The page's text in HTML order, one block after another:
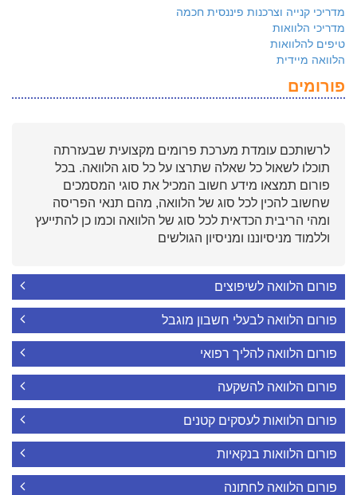
מדריכי קנייה וצרכנות פיננסית חכמה
מדריכי הלוואות
טיפים להלוואות
הלוואה מיידית
פורומים
לרשותכם עומדת מערכת פרומים מקצועית שבעזרתה
תוכלו לשאול כל שאלה שתרצו על כל סוג הלוואה. בכל
פורום תמצאו מידע חשוב המכיל את סוגי המסמכים
שחשוב להכין לכל סוג של הלוואה, מהם תנאי הפריסה
ומהי הריבית הכדאית לכל סוג של הלוואה וכמו כן להתייעץ
וללמוד מניסיוננו ומניסיון הגולשים
פורום הלוואה לשיפוצים
פורום הלוואה לבעלי חשבון מוגבל
פורום הלוואה להליך רפואי
פורום הלוואה להשקעה
פורום הלוואות לעסקים קטנים
פורום הלוואות בנקאיות
פורום הלוואה לחתונה